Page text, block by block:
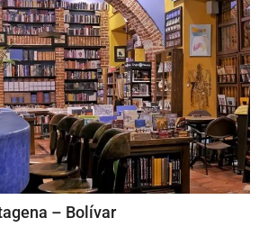
– Bolívar